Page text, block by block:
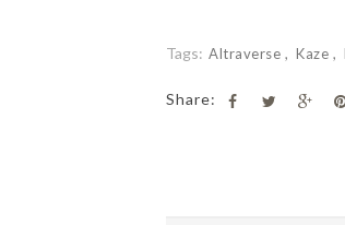
Tags: Altraverse Kaze
Share: